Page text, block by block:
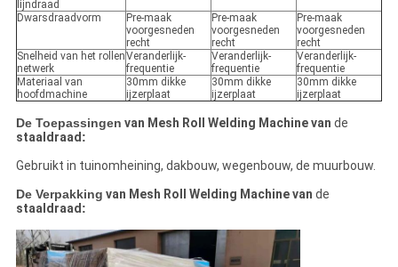
lijndraad
Dwarsdraadvorm
Pre-maak
voorgesneden
recht
Pre-maak
voorgesneden
recht
Pre-maak
voorgesneden
recht
Snelheid van het rollen
netwerk
Veranderlijk-
frequentie
Veranderlijk-
frequentie
Veranderlijk-
frequentie
Materiaal van
hoofdmachine
30mm dikke
ijzerplaat
30mm dikke
ijzerplaat
30mm dikke
ijzerplaat
De Toepassingen van Mesh Roll Welding Machine van de
staaldraad:
Gebruikt in tuinomheining, dakbouw, wegenbouw, de muurbouw.
De Verpakking van Mesh Roll Welding Machine van de
staaldraad: